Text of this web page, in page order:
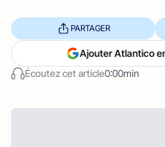
Écoutez cet article0:00min
PARTAGER
Ajouter Atlantico